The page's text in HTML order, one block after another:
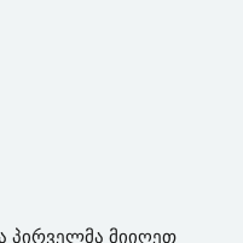
პირველმა მიიღეთ